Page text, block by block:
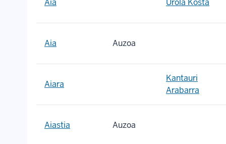
Aia Urola Kosta
Aia Auzoa
Aiara
Kantauri
Arabarra
Aiastia Auzoa